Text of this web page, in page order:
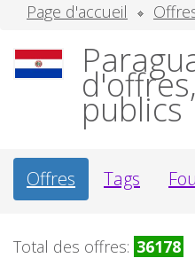
Page d'accueil
publics
Offres Tags
Total des offres: 36178